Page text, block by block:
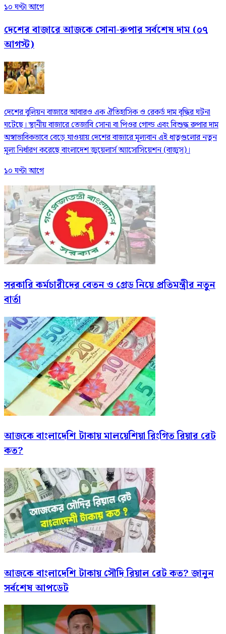
১০ ঘণ্টা আগে
দেশের বাজারে আজকে সোনা-রুপার সর্বশেষ দাম (০৭
আগস্ট)
দেশের বুলিয়ন বাজারে আবারও এক ঐতিহাসিক ও রেকর্ড দাম বৃদ্ধির ঘটনা
ঘটেছে। স্থানীয় বাজারে তেজাবি সোনা বা পিওর গোল্ড এবং বিশুদ্ধ রুপার দাম
অস্বাভাবিকভাবে বেড়ে যাওয়ায় দেশের বাজারে মূল্যবান এই ধাতুগুলোর নতুন
মূল্য নির্ধারণ করেছে বাংলাদেশ জুয়েলার্স অ্যাসোসিয়েশন (বাজুস)।
১০ ঘণ্টা আগে
সরকারি কর্মচারীদের বেতন ও গ্রেড নিয়ে প্রতিমন্ত্রীর নতুন
বার্তা
আজকে বাংলাদেশি টাকায় মালয়েশিয়া রিংগিত রিয়ার রেট
কত?
আজকে বাংলাদেশি টাকায় সৌদি রিয়াল রেট কত? জানুন
সর্বশেষ আপডেট